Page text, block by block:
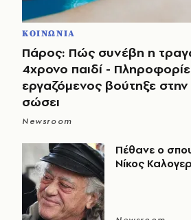
ΚΟΙΝΩΝΙΑ
Πάρος: Πώς συνέβη η
4χρονο παιδί -
εργαζόμενος βούτηξε στην
σώσει
Newsroom
Πέθανε ο
Νίκος